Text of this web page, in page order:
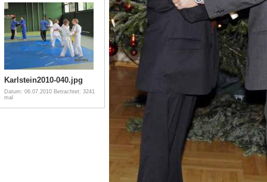
Karlstein2010-040.jpg
Datum: 06.07.2010 Betrachtet: 3241
mal